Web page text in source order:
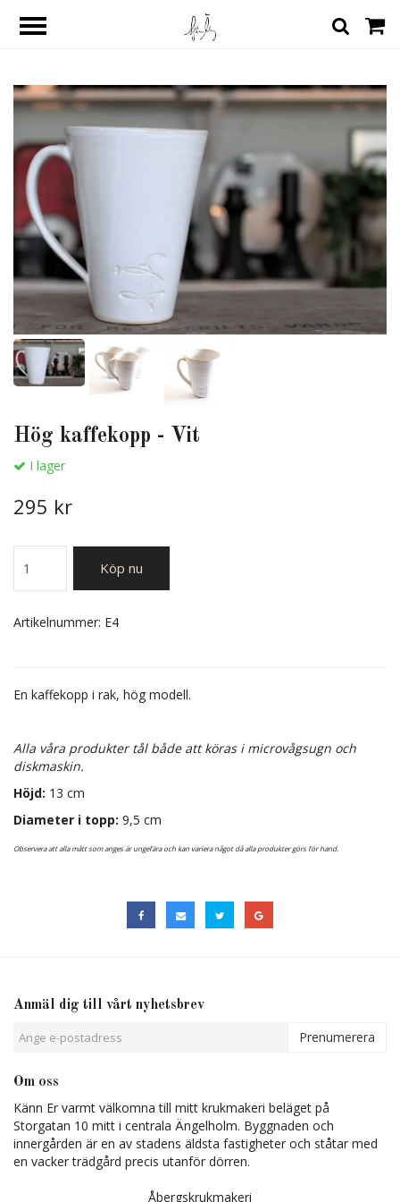
Hög kaffekopp - Vit
I lager
295 kr
Köp nu
Artikelnummer: E4
En kaffekopp i rak, hög modell.
Alla våra produkter tål både att köras i microvågsugn och
diskmaskin.
Höjd: 13 cm
Diameter i topp: 9,5 cm
Observera att alla mått som anges är ungefära och kan variera något då alla produkter görs för hand.
Anmäl dig till vårt nyhetsbrev
Prenumerera
Om oss
Känn Er varmt välkomna till mitt krukmakeri beläget på
Storgatan 10 mitt i centrala Ängelholm. Byggnaden och
innergården är en av stadens äldsta fastigheter och ståtar med
en vacker trädgård precis utanför dörren.
Åbergskrukmakeri